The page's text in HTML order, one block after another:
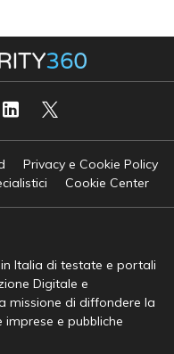
Privacy e Cookie Policy
Cookie Center
Italia di testate e portali
Digitale e
missione di diffondere la
e pubbliche